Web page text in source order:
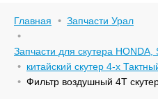
Главная Запчасти Урал
Запчасти для скутера
китайский скутер 4-х
Фильтр воздушный 4Т